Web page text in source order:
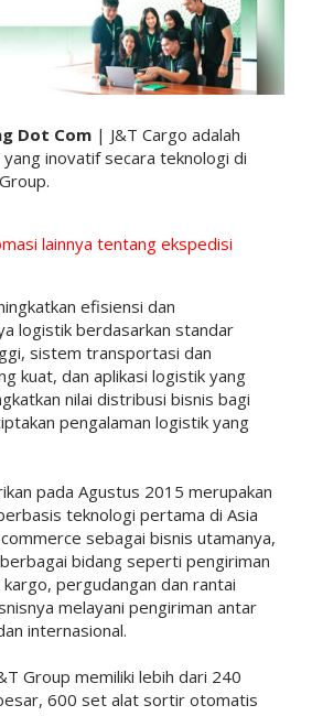
Dot Com| J&T Cargo adalah
inovatif secara teknologi di
lainnya tentang ekspedisi
efisiensi dan
logistik berdasarkan standar
sistem transportasi dan
kuat, dan aplikasi logistik yang
nilai distribusi bisnis bagi
pengalaman logistik yang
pada Agustus 2015 merupakan
teknologi pertama di Asia
sebagai bisnis utamanya,
bidang seperti pengiriman
pergudangan dan rantai
melayani pengiriman antar
internasional.
Group memiliki lebih dari 240
600 set alat sortir otomatis